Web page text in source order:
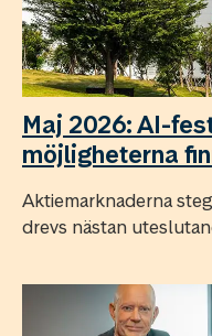
Maj 2026: AI-
möjligheterna
Aktiemarknaderna
drevs nästan